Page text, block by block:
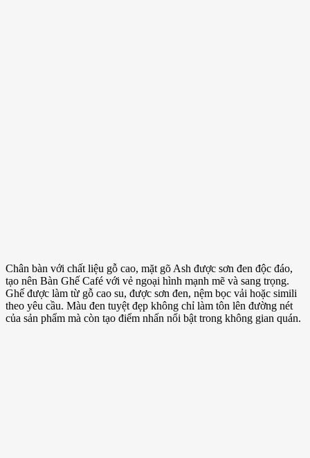
Chân bàn với chất liệu gỗ cao, mặt gõ Ash được sơn đen độc đáo,
tạo nên Bàn Ghế Café với vẻ ngoại hình mạnh mẽ và sang trọng.
Ghế được làm từ gỗ cao su, được sơn đen, nệm bọc vải hoặc simili
theo yêu cầu. Màu đen tuyệt đẹp không chỉ làm tôn lên đường nét
của sản phẩm mà còn tạo điểm nhấn nổi bật trong không gian quán.